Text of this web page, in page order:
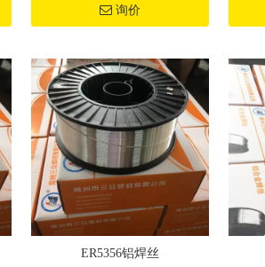
询价
ER5356铝焊丝